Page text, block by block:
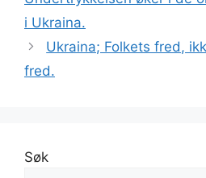
i Ukraina.
Ukraina; Folkets fred,
fred.
Søk